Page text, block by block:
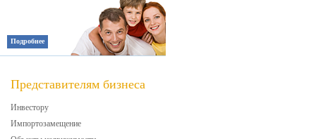
Подробнее
Представителям бизнеса
Инвестору
Импортозамещение